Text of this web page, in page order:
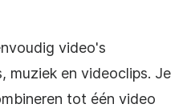
video's
muziek en videoclips. Je
tot één video